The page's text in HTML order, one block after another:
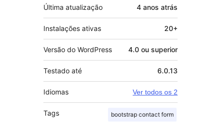
Última atualização 4 anos atrás
Instalações ativas 20+
Versão do WordPress 4.0 ou superior
Testado até 6.0.13
Idiomas Ver todos os 2
Tags bootstrap contact form